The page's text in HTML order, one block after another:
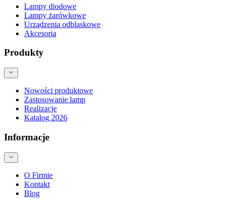
Lampy diodowe
Lampy żarówkowe
Urządzenia odblaskowe
Akcesoria
Produkty
Nowości produktowe
Zastosowanie lamp
Realizacje
Katalog 2026
Informacje
O Firmie
Kontakt
Blog